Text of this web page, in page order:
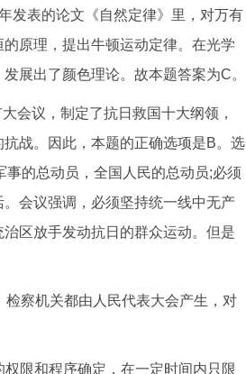
发表的论文《自然定律》里，对万有
原理，提出牛顿运动定律。在光学
展出了颜色理论。故本题答案为C。
议，制定了抗日救国十大纲领，
战。因此，本题的正确选项是B。选
的总动员，全国人民的总动员;必须
会议强调，必须坚持统一线中无产
区放手发动抗日的群众运动。但是
察机关都由人民代表大会产生，对
限和程序确定，在一定时间内只限